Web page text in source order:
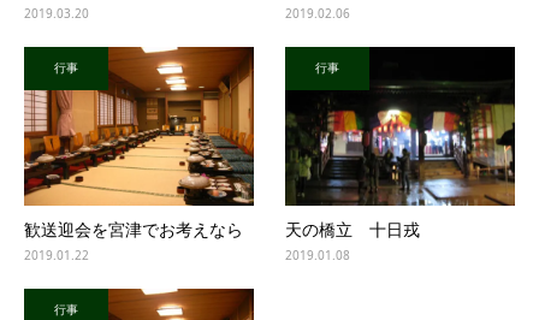
2019.03.20 2019.02.06
行事
歓送迎会を宮津でお考えなら
2019.01.22
行事
天の橋立 十日戎
2019.01.08
行事